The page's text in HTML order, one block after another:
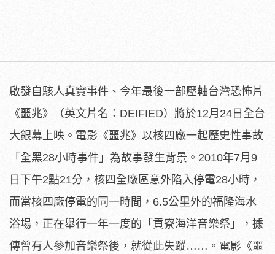
啟發自駭人真實事件、今年最後一部壓軸台灣恐怖片
《噩兆》（英文片名：DEIFIED）將於12月24日全台
大銀幕上映。電影《噩兆》以核四廠一起歷史性事故
「全黑28小時事件」為故事發生背景。2010年7月9
日下午2點21分，核四全廠區意外陷入停電28小時，
而當核四廠停電的同一時間，6.5公里外的福隆海水
浴場，正在舉行一年一度的「貢寮海洋音樂祭」，據
傳曾有人參加音樂祭後，就從此失蹤……。電影《噩